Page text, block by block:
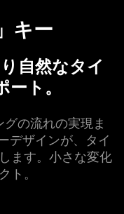
キー
自然なタイ
ート 。
の流れの実現ま
デザインが、タイ
ます。小さな変化
ト 。